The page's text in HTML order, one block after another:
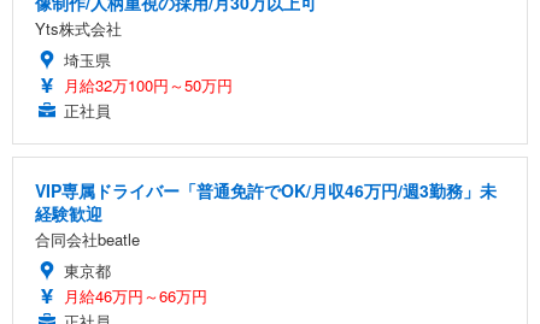
Yts株式会社
埼玉県
月給32万100円～50万円
正社員
VIP専属ドライバー「普通免許でOK/月収46万円/週3勤務」未
経験歓迎
合同会社beatle
東京都
月給46万円～66万円